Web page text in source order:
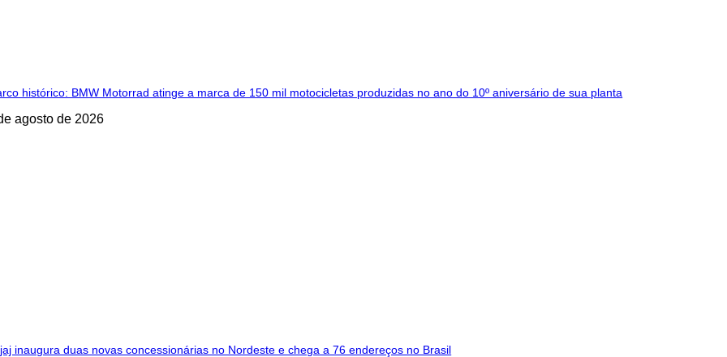
histórico: BMW Motorrad atinge a marca de 150 mil motocicletas produzidas no ano do 10º aniversário de sua planta
agosto de 2026
inaugura duas novas concessionárias no Nordeste e chega a 76 endereços no Brasil